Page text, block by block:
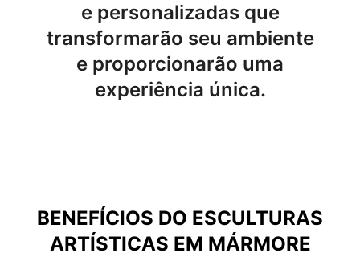
e personalizadas que
transformarão seu ambiente
e proporcionarão uma
experiência única.
BENEFÍCIOS DO ESCULTURAS
ARTÍSTICAS EM MÁRMORE